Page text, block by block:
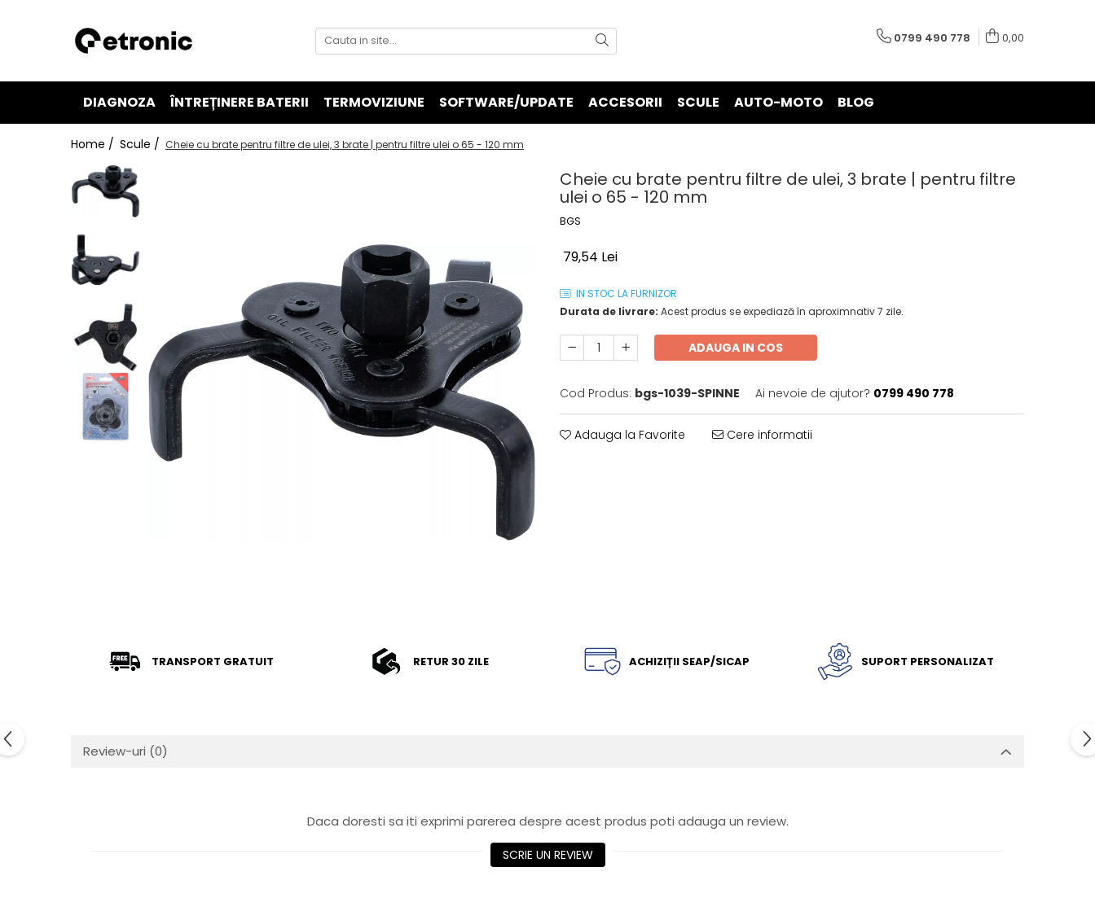
0799 490 778 0,00
DIAGNOZA ÎNTREȚINERE BATERII TERMOVIZIUNE SOFTWARE/UPDATE ACCESORII SCULE AUTO-MOTO BLOG
Home / Scule / Cheie cu brate pentru filtre de ulei, 3 brate | pentru filtre ulei o 65 - 120 mm
Cheie cu brate pentru filtre de ulei, 3 brate | pentru filtre
ulei o 65 - 120 mm
BGS
79,54 Lei
IN STOC LA FURNIZOR
Durata de livrare: Acest produs se expediază în aproximnativ 7 zile.
ADAUGA IN COS
Cod Produs: bgs-1039-SPINNE Ai nevoie de ajutor? 0799 490 778
Adauga la Favorite Cere informatii
TRANSPORT GRATUIT RETUR 30 ZILE ACHIZIȚII SEAP/SICAP SUPORT PERSONALIZAT
Review-uri (0)
Daca doresti sa iti exprimi parerea despre acest produs poti adauga un review.
SCRIE UN REVIEW